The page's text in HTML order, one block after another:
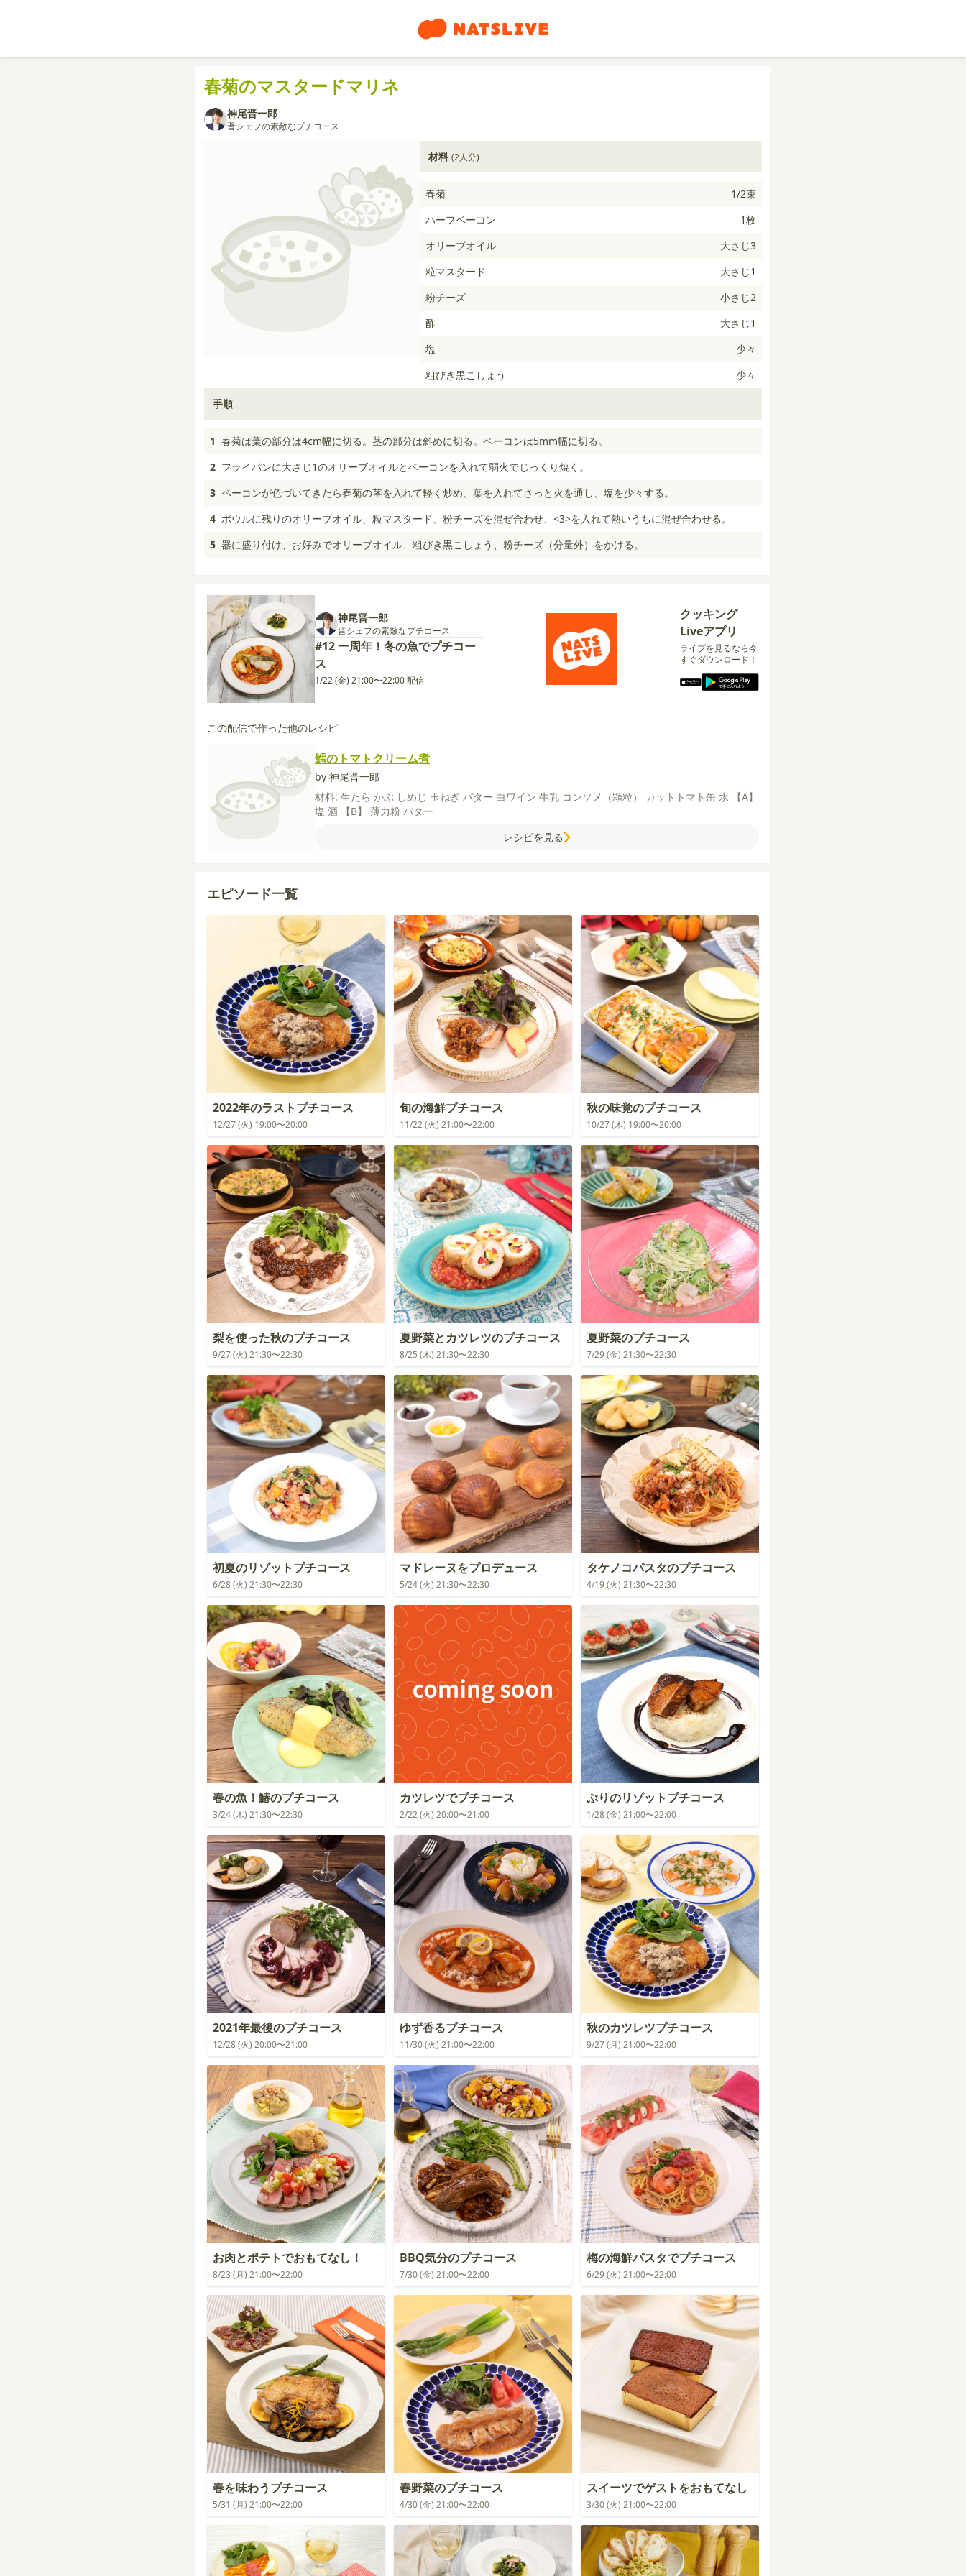
春菊のマスタードマリネ
神尾晋一郎
晋シェフの素敵なプチコース
材料 (2人分)
春菊
1/2束
ハーフベーコン
1枚
オリーブオイル
大さじ3
粒マスタード
大さじ1
粉チーズ
小さじ2
酢
大さじ1
塩
少々
粗びき黒こしょう
少々
手順
1 春菊は葉の部分は4cm幅に切る。茎の部分は斜めに切る。ベーコンは5mm幅に切る。
2 フライパンに大さじ1のオリーブオイルとベーコンを入れて弱火でじっくり焼く。
3 ベーコンが色づいてきたら春菊の茎を入れて軽く炒め、葉を入れてさっと火を通し、塩を少々する。
4 ボウルに残りのオリーブオイル、粒マスタード、粉チーズを混ぜ合わせ、<3>を入れて熱いうちに混ぜ合わせる。
5 器に盛り付け、お好みでオリーブオイル、粗びき黒こしょう、粉チーズ（分量外）をかける。
神尾晋一郎
晋シェフの素敵なプチコース
#12 一周年！冬の魚でプチコー
ス
1/22 (金) 21:00〜22:00 配信
クッキング
Liveアプリ
ライブを見るなら今
すぐダウンロード！
この配信で作った他のレシピ
鱈のトマトクリーム煮
by 神尾晋一郎
材料: 生たら かぶ しめじ 玉ねぎ バター 白ワイン 牛乳 コンソメ（顆粒） カットトマト缶 水
【A】
塩 酒 【B】 薄力粉 バター
レシピを見る
エピソード一覧
2022年のラストプチコース
12/27 (火) 19:00〜20:00
旬の海鮮プチコース
11/22 (火) 21:00〜22:00
秋の味覚のプチコース
10/27 (木) 19:00〜20:00
梨を使った秋のプチコース
9/27 (火) 21:30〜22:30
夏野菜とカツレツのプチコース
8/25 (木) 21:30〜22:30
夏野菜のプチコース
7/29 (金) 21:30〜22:30
初夏のリゾットプチコース
6/28 (火) 21:30〜22:30
マドレーヌをプロデュース
5/24 (火) 21:30〜22:30
タケノコパスタのプチコース
4/19 (火) 21:30〜22:30
春の魚！鰆のプチコース
3/24 (木) 21:30〜22:30
カツレツでプチコース
2/22 (火) 20:00〜21:00
ぶりのリゾットプチコース
1/28 (金) 21:00〜22:00
2021年最後のプチコース
12/28 (火) 20:00〜21:00
ゆず香るプチコース
11/30 (火) 21:00〜22:00
秋のカツレツプチコース
9/27 (月) 21:00〜22:00
お肉とポテトでおもてなし！
8/23 (月) 21:00〜22:00
BBQ気分のプチコース
7/30 (金) 21:00〜22:00
梅の海鮮パスタでプチコース
6/29 (火) 21:00〜22:00
春を味わうプチコース
5/31 (月) 21:00〜22:00
春野菜のプチコース
4/30 (金) 21:00〜22:00
スイーツでゲストをおもてなし
3/30 (火) 21:00〜22:00